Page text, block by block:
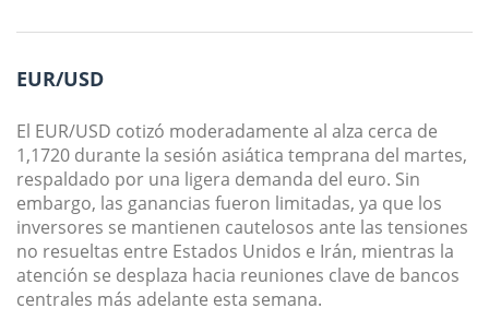
EUR/USD
El EUR/USD cotizó moderadamente al alza cerca de
1,1720 durante la sesión asiática temprana del martes,
respaldado por una ligera demanda del euro. Sin
embargo, las ganancias fueron limitadas, ya que los
inversores se mantienen cautelosos ante las tensiones
no resueltas entre Estados Unidos e Irán, mientras la
atención se desplaza hacia reuniones clave de bancos
centrales más adelante esta semana.